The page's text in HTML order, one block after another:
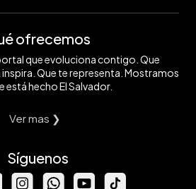
ofrecemos
que evoluciona contigo. Que
Que te representa. Mostramos
está hecho El Salvador.
Ver mas ❯
Síguenos